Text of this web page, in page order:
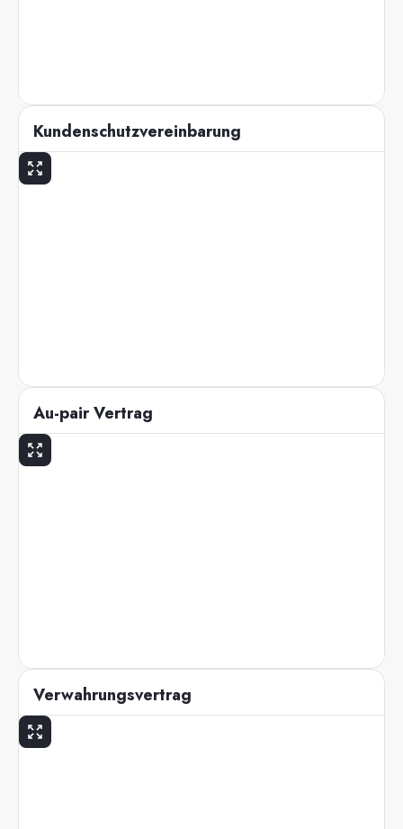
Kundenschutzvereinbarung
Au-pair Vertrag
Verwahrungsvertrag